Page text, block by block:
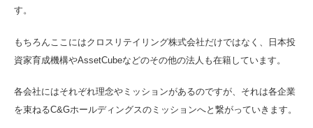
す。
もちろんここにはクロスリテイリング株式会社だけではなく、日本投
資家育成機構やAssetCubeなどのその他の法人も在籍しています。
各会社にはそれぞれ理念やミッションがあるのですが、それは各企業
を束ねるC&Gホールディングスのミッションへと繋がっていきます。